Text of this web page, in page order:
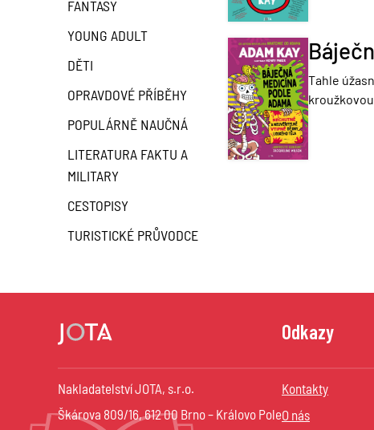
FANTASY
YOUNG ADULT
DĚTI
OPRAVDOVÉ PŘÍBĚHY
POPULÁRNĚ NAUČNÁ
LITERATURA FAKTU A
MILITARY
CESTOPISY
TURISTICKÉ PRŮVODCE
Tahle
Nakladatelství JOTA, s.r.o.
Škárova 809/16, 612 00 Brno – Královo Pole
Odkazy
Kontakty
O nás